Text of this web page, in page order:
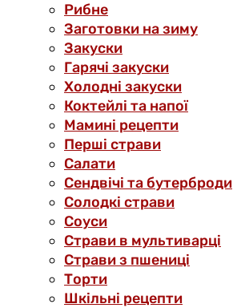
Рибне
Заготовки на зиму
Закуски
Гарячі закуски
Холодні закуски
Коктейлі та напої
Мамині рецепти
Перші страви
Салати
Сендвічі та бутерброди
Солодкі страви
Соуси
Страви в мультиварці
Страви з пшениці
Торти
Шкільні рецепти